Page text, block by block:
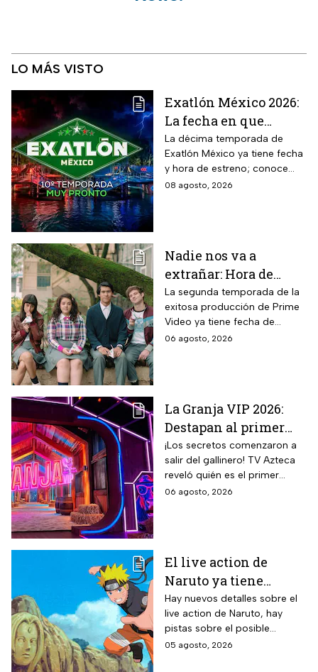
LO MÁS VISTO
Exatlón México 2026:
La fecha en que
iniciará la nueva
temporada
La décima temporada de
Exatlón México ya tiene fecha
y hora de estreno; conoce
cuándo comienza, dónde
08 agosto, 2026
Nadie nos va a
extrañar: Hora de
estreno de la
Temporada 2 y reparto
completo
La segunda temporada de la
exitosa producción de Prime
Video ya tiene fecha de
estreno. Conoce el horario en
06 agosto, 2026
La Granja VIP 2026:
Destapan al primer
participante del
reality más viral de la
televisión mexicana
¡Los secretos comenzaron a
salir del gallinero! TV Azteca
reveló quién es el primer
granjero confirmado para la
06 agosto, 2026
El live action de
Naruto ya tiene
director y así avanza
el casting de la
película
Hay nuevos detalles sobre el
live action de Naruto, hay
pistas sobre el posible
enfoque de la historia y
05 agosto, 2026